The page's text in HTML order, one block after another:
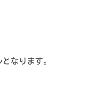
なります。